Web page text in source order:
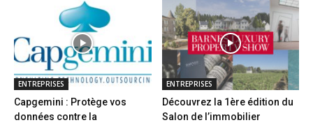
ENTREPRISES
Capgemini : Protège vos
données contre la
ENTREPRISES
Découvrez la 1ère édition du
Salon de l’immobilier